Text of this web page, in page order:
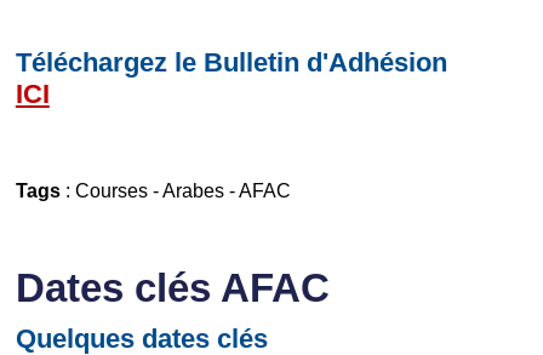
Téléchargez le Bulletin d'Adhésion
ICI
Tags: Courses-Arabes-AFAC
Dates clés AFAC
Quelques dates clés